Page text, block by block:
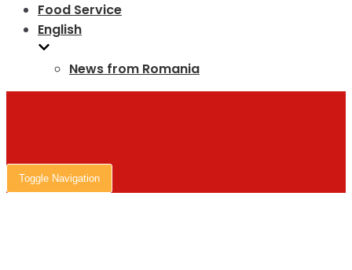
Food Service
English
News from Romania
Toggle Navigation